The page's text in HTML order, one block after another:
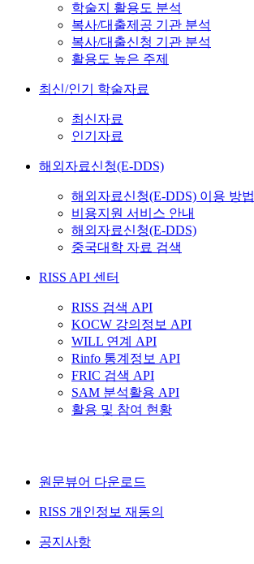
학술지 활용도 분석
복사/대출제공 기관 분석
복사/대출신청 기관 분석
활용도 높은 주제
최신/인기 학술자료
최신자료
인기자료
해외자료신청(E-DDS)
해외자료신청(E-DDS) 이용 방법
비용지원 서비스 안내
해외자료신청(E-DDS)
중국대학 자료 검색
RISS API 센터
RISS 검색 API
KOCW 강의정보 API
WILL 연계 API
Rinfo 통계정보 API
FRIC 검색 API
SAM 분석활용 API
활용 및 참여 현황
원문뷰어 다운로드
RISS 개인정보 재동의
공지사항